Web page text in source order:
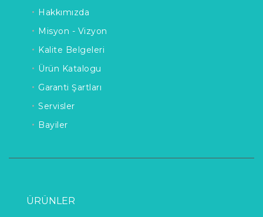
Hakkımızda
Misyon - Vizyon
Kalite Belgeleri
Ürün Katalogu
Garanti Şartları
Servisler
Bayiler
ÜRÜNLER